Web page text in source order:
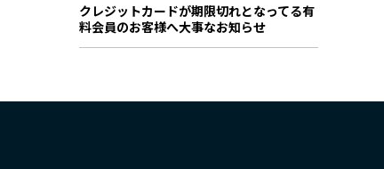
クレジットカードが期限切れとなってる有
料会員のお客様へ大事なお知らせ